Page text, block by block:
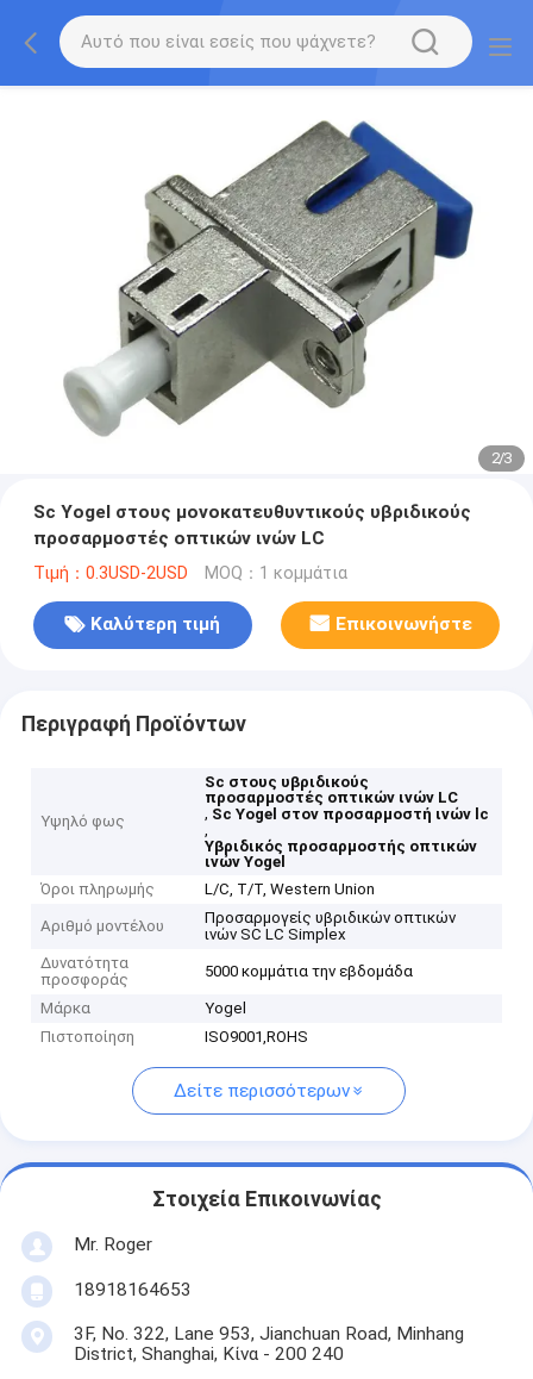
2/3
Sc Yogel στους μονοκατευθυντικούς υβριδικούς
προσαρμοστές οπτικών ινών LC
Τιμή：0.3USD-2USD MOQ：1 κομμάτια
Καλύτερη τιμή Επικοινωνήστε
Περιγραφή Προϊόντων
Υψηλό φως
Sc στους υβριδικούς
προσαρμοστές οπτικών ινών LC
, Sc Yogel στον προσαρμοστή ινών lc
,
Υβριδικός προσαρμοστής οπτικών
ινών Yogel
Όροι πληρωμής
L/C, T/T, Western Union
Αριθμό μοντέλου
Προσαρμογείς υβριδικών οπτικών
ινών SC LC Simplex
Δυνατότητα
προσφοράς
5000 κομμάτια την εβδομάδα
Μάρκα
Yogel
Πιστοποίηση
ISO9001,ROHS
Δείτε περισσότερων
Στοιχεία Επικοινωνίας
Mr. Roger
18918164653
3F, No. 322, Lane 953, Jianchuan Road, Minhang
District, Shanghai, Κίνα - 200 240